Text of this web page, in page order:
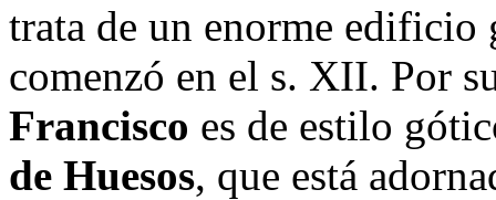
trata de un enorme
comenzó en el s. XII. Por
Francisco es de estilo
de Huesos, que está